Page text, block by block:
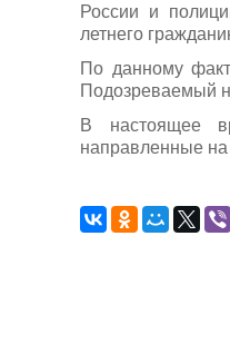
России и
летнего
По данному
Подозреваемый
В настоящее
направленные на